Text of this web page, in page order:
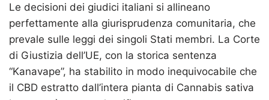
Le decisioni dei giudici italiani si allineano
perfettamente alla giurisprudenza comunitaria, che
prevale sulle leggi dei singoli Stati membri. La Corte
di Giustizia dell’UE, con la storica sentenza
“Kanavape”, ha stabilito in modo inequivocabile che
il CBD estratto dall’intera pianta di Cannabis sativa